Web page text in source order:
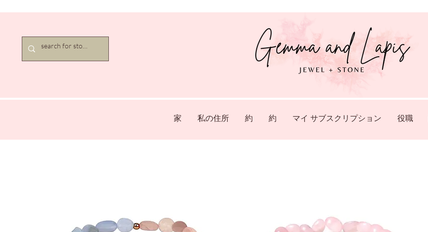
家 私の住所 約 約 マイ サブスクリプション 役職